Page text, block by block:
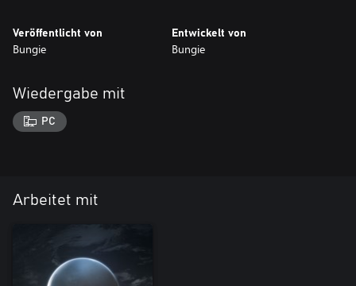
Veröffentlicht von
Bungie
Entwickelt von
Bungie
Wiedergabe mit
PC
Arbeitet mit